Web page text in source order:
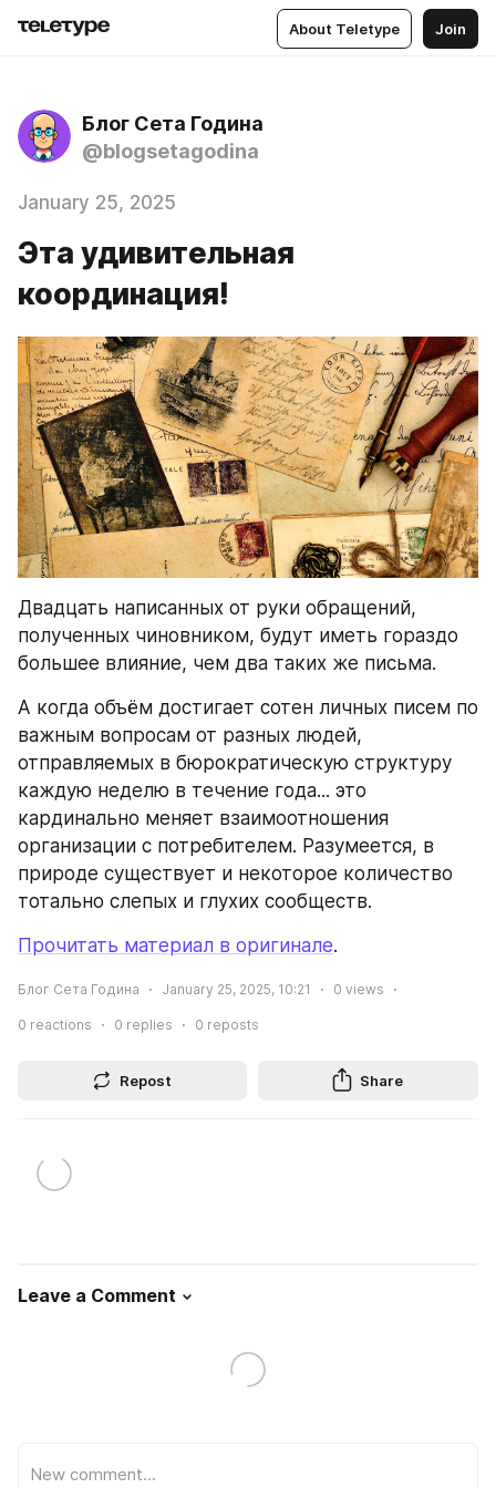
About Teletype Join
Блог Сета Година
@blogsetagodina
January 25, 2025
Эта удивительная
координация!
Двадцать написанных от руки обращений,
полученных чиновником, будут иметь гораздо
большее влияние, чем два таких же письма.
А когда объём достигает сотен личных писем по
важным вопросам от разных людей,
отправляемых в бюрократическую структуру
каждую неделю в течение года... это
кардинально меняет взаимоотношения
организации с потребителем. Разумеется, в
природе существует и некоторое количество
тотально слепых и глухих сообществ.
Прочитать материал в оригинале.
Блог Сета Година January 25, 2025, 10:21 0 views
0 reactions 0 replies 0 reposts
Repost Share
Leave a Comment